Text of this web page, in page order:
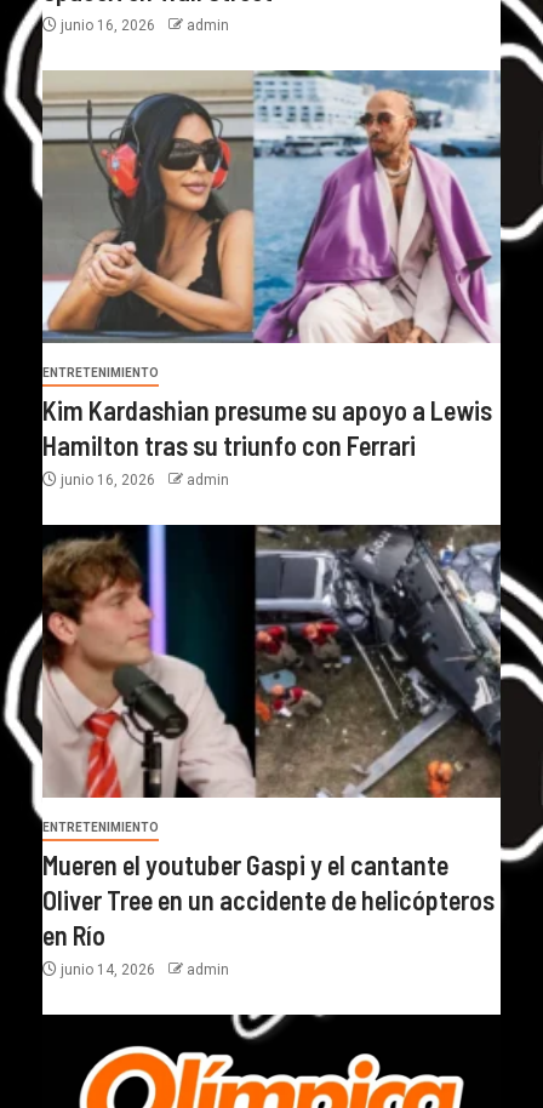
junio 16, 2026 admin
ENTRETENIMIENTO
Kim Kardashian presume su apoyo a Lewis
Hamilton tras su triunfo con Ferrari
junio 16, 2026 admin
ENTRETENIMIENTO
Mueren el youtuber Gaspi y el cantante
Oliver Tree en un accidente de helicópteros
en Río
junio 14, 2026 admin